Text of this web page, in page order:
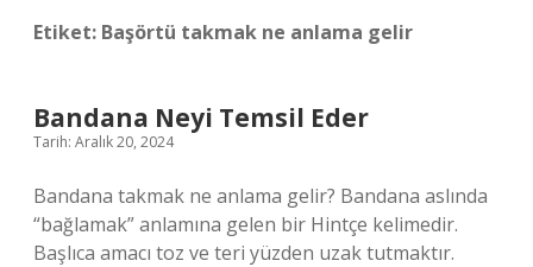
Etiket: Başörtü takmak ne anlama gelir
Bandana Neyi Temsil Eder
Tarih: Aralık 20, 2024
Bandana takmak ne anlama gelir? Bandana aslında
“bağlamak” anlamına gelen bir Hintçe kelimedir.
Başlıca amacı toz ve teri yüzden uzak tutmaktır.